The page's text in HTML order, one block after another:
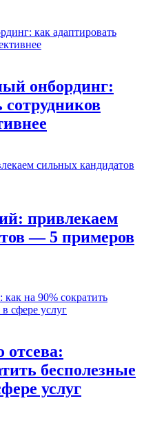
онбординг:
сотрудников
привлекаем
— 5 примеров
отсева:
бесполезные
услуг